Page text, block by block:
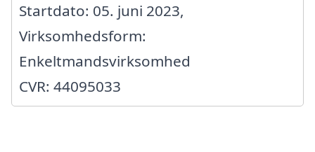
Startdato: 05. juni 2023,
Virksomhedsform:
Enkeltmandsvirksomhed
CVR: 44095033